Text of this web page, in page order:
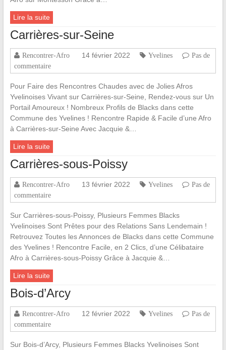
Lire la suite
Carrières-sur-Seine
Rencontrer-Afro 14 février 2022 Yvelines
Pas de
commentaire
Pour Faire des Rencontres Chaudes avec de Jolies Afros
Yvelinoises Vivant sur Carrières-sur-Seine, Rendez-vous sur Un
Portail Amoureux ! Nombreux Profils de Blacks dans cette
Commune des Yvelines ! Rencontre Rapide & Facile d’une Afro
à Carrières-sur-Seine Avec Jacquie &…
Lire la suite
Carrières-sous-Poissy
Rencontrer-Afro 13 février 2022 Yvelines
Pas de
commentaire
Sur Carrières-sous-Poissy, Plusieurs Femmes Blacks
Yvelinoises Sont Prêtes pour des Relations Sans Lendemain !
Retrouvez Toutes les Annonces de Blacks dans cette Commune
des Yvelines ! Rencontre Facile, en 2 Clics, d’une Célibataire
Afro à Carrières-sous-Poissy Grâce à Jacquie &…
Lire la suite
Bois-d’Arcy
Rencontrer-Afro 12 février 2022 Yvelines
Pas de
commentaire
Sur Bois-d’Arcy, Plusieurs Femmes Blacks Yvelinoises Sont